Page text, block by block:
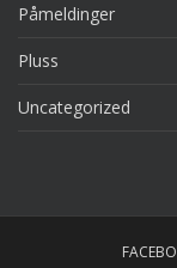
Påmeldinger
Pluss
Uncategorized